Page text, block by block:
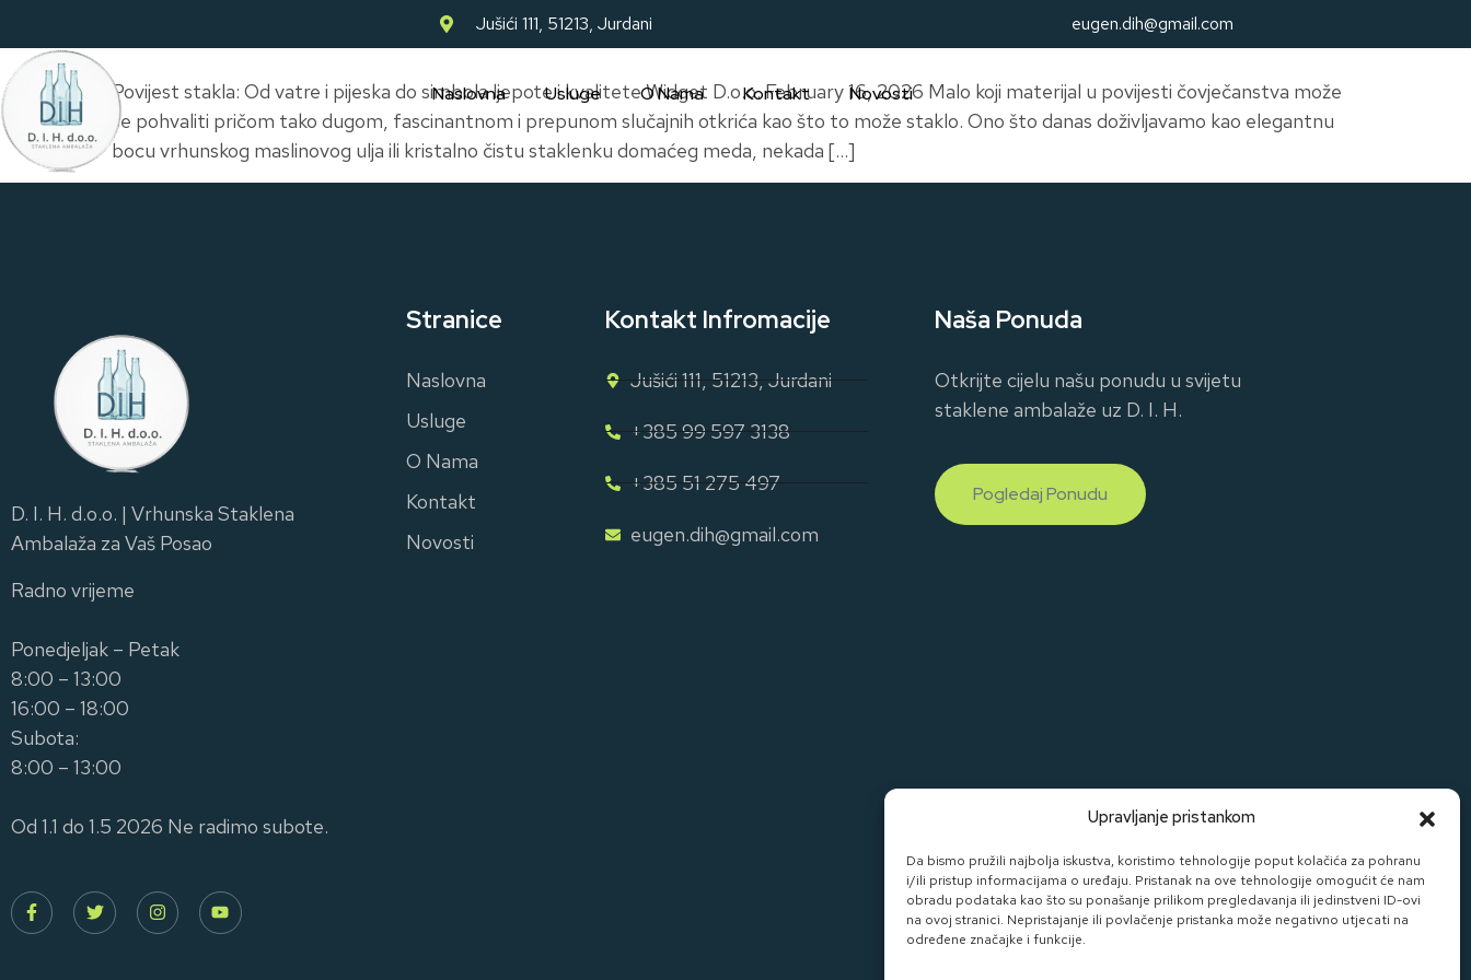
Upravljanje pristankom
Da bismo pružili najbolja iskustva, koristimo tehnologije poput kolačića za pohranu
i/ili pristup informacijama o uređaju. Pristanak na ove tehnologije omogućit će nam
obradu podataka kao što su ponašanje prilikom pregledavanja ili jedinstveni ID-ovi
na ovoj stranici. Nepristajanje ili povlačenje pristanka može negativno utjecati na
određene značajke i funkcije.
Jušići 111, 51213, Jurdani eugen.dih@gmail.com
Naslovna Usluge O Nama Kontakt Novosti
Povijest stakla: Od vatre i pijeska do simbola ljepote i kvalitete Widget D.o.o. February 16, 2026 Malo koji materijal u povijesti čovječanstva može
se pohvaliti pričom tako dugom, fascinantnom i prepunom slučajnih otkrića kao što to može staklo. Ono što danas doživljavamo kao elegantnu
bocu vrhunskog maslinovog ulja ili kristalno čistu staklenku domaćeg meda, nekada […]
D. I. H. d.o.o. | Vrhunska Staklena
Ambalaža za Vaš Posao
Radno vrijeme
Ponedjeljak – Petak
8:00 – 13:00
16:00 – 18:00
Subota:
8:00 – 13:00
Od 1.1 do 1.5 2026 Ne radimo subote.
Stranice
Naslovna
Usluge
O Nama
Kontakt
Novosti
Kontakt Infromacije
Jušići 111, 51213, Jurdani
+385 99 597 3138
+385 51 275 497
eugen.dih@gmail.com
Naša Ponuda
Otkrijte cijelu našu ponudu u svijetu
staklene ambalaže uz D. I. H.
Pogledaj Ponudu